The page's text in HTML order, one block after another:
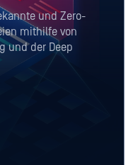
und Zero-
mithilfe von
und der Deep